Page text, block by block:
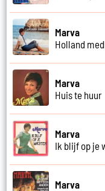
Marva
Holland
Marva
Huis te huur
Marva
Ik blijf op je
Marva